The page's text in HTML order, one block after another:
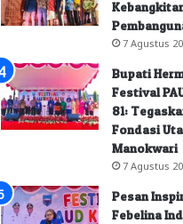
7 Agustus
Bupati
Festival
81:
Fondasi
Manokwari
7 Agustus
Pesan
Febelina